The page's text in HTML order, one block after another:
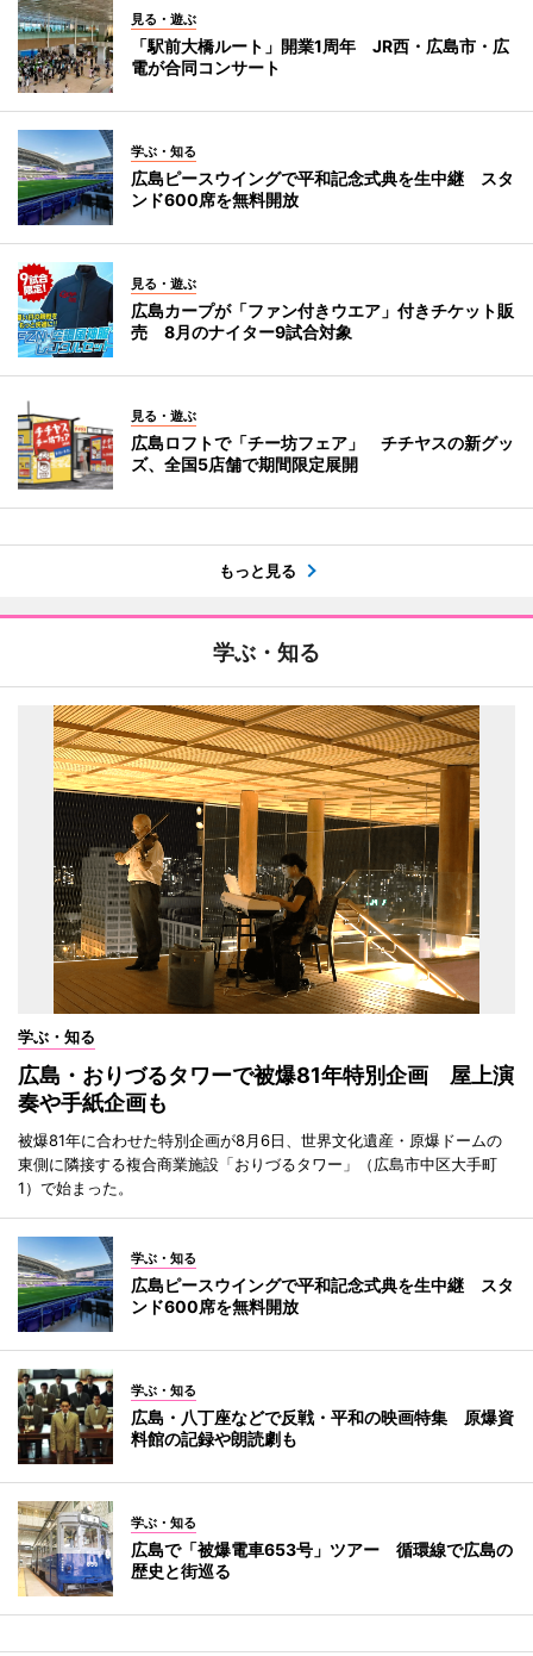
見る・遊ぶ
「駅前大橋ルート」開業1周年 JR西・広島市・広
電が合同コンサート
学ぶ・知る
広島ピースウイングで平和記念式典を生中継 スタ
ンド600席を無料開放
見る・遊ぶ
広島カープが「ファン付きウエア」付きチケット販
売 8月のナイター9試合対象
見る・遊ぶ
広島ロフトで「チー坊フェア」 チチヤスの新グッ
ズ、全国5店舗で期間限定展開
もっと見る
学ぶ・知る
学ぶ・知る
広島・おりづるタワーで被爆81年特別企画 屋上演
奏や手紙企画も
被爆81年に合わせた特別企画が8月6日、世界文化遺産・原爆ドームの
東側に隣接する複合商業施設「おりづるタワー」（広島市中区大手町
1）で始まった。
学ぶ・知る
広島ピースウイングで平和記念式典を生中継 スタ
ンド600席を無料開放
学ぶ・知る
広島・八丁座などで反戦・平和の映画特集 原爆資
料館の記録や朗読劇も
学ぶ・知る
広島で「被爆電車653号」ツアー 循環線で広島の
歴史と街巡る